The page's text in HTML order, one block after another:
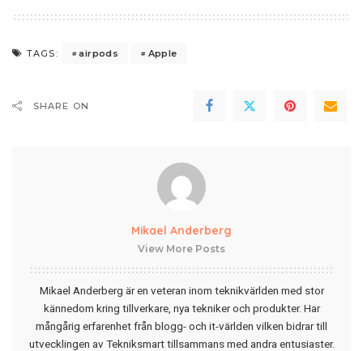
TAGS: airpods Apple
SHARE ON
Mikael Anderberg
View More Posts
Mikael Anderberg är en veteran inom teknikvärlden med stor
kännedom kring tillverkare, nya tekniker och produkter. Har
mångårig erfarenhet från blogg- och it-världen vilken bidrar till
utvecklingen av Tekniksmart tillsammans med andra entusiaster.